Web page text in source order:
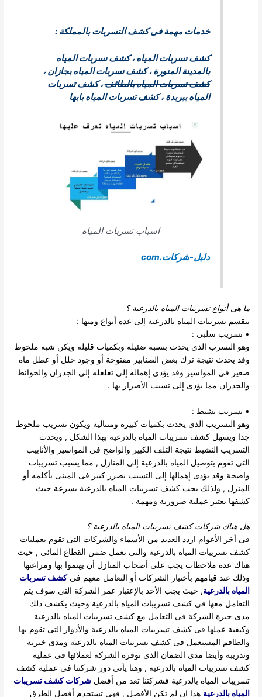
خدمات مهمة فى كشف التسربات بالمملكة :
كشف تسربات المياه ،كشف تسربات المياه
بالمدينة المنورة،كشف تسربات المياه بجازان،
كشف تسربات المياه بالطائف،كشف تسربات
المياه ببريدة،كشف تسربات المياه بابها
اسباب تسربات المياه
دليل-شركات.com
ما هى أنواع تسريبات المياه بالدرعية؟
تنقسم تسريبات المياه بالدرعية إلى عدة أنواع ومنها :
• تسريب سلبى :
وهو التسرب الذى يحدث بنسبة ضئيلة وبكميات قليلة ويكن شبه ملحوظ
وقد يحدث نتيجة ترك بعض الصنابير مفتوحة أو وجود خلل أو عطل ماه
صغير فى المواسير وقد يؤدى إهماله إلى تغلغله إلى الجدران والحوائط
والجدران مما يؤدى إلى تسبب الأضرار بها .
• تسريب نشيط :
وهو التسريب الذى يحدث بكميات كبيرة ومتتالية ويكون تسريب ملحوظ
جدا ويسهل كشف تسريبات المياه بالدرعية بهذا الشكل , ويحدث
التسريب النشيط نتيجة التلف الكبير والواضح فى المواسير والأنابيب
التى تقوم بتوصيل المياه بالدرعية إلى المنازل , مما يسبب تسريبات
واضحة وقد يؤدى إهمالها إلى التسبب بضرر كبير فى المبنى بأكلمه أو
المنزل , ولذلك يجب كشف تسريبات المياه بالدرعية بسرعة حيث
كشفها يعتبر عملية ضرورية ومهمة .
هل هناك شركات كشف تسريبات المياه بالدرعية؟
فى أخر الأعوام اردد العديد من الأسماء والشركات التى تقوم بعمليات
كشف تسريبات المياه بالدرعية والتى تعمل ضمن القطاع المائى , حيث
هناك عدة ملاحظات يجب على أصحاب المنازل أن يهتموا بها ومراعتها
وذلك عند قيامهم بأختيار الشركات أو التعامل معهم فىكشف تسربات
المياه بالدرعية, حيث يجب الأخذ بالإعتبار عمر الشركة التى سوف يتم
التعامل معها فى كشف تسريبات المياه بالدرعية وحيث يكشف ذلك
مدى خبرة الشركة فى التعامل مع كشف تسريبات المياه بالدرعية
وكيفية عملها فى كشف تسريبات المياه بالدرعية والأدوار التى تقوم بها
والطاقم المستعمل فى كشف تسريبات المياه بالدرعية ومدى خبرته
وتدريبه وأيضا مدى الضمان الذى توفره الشركة لعملائها فى عملية
كشف تسريبات المياه بالدرعية , وهنا يأتى دور شركتنا فى عملية كشف
تسريبات المياه بالدرعية فشركتنا تعد من أفضلشركات كشف تسريبات
المياه بالدرعية هذا إن لم تكن الأفضل , فهى تستخدم أفضل الطرق